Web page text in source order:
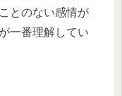
とのない感情が
一番理解してい